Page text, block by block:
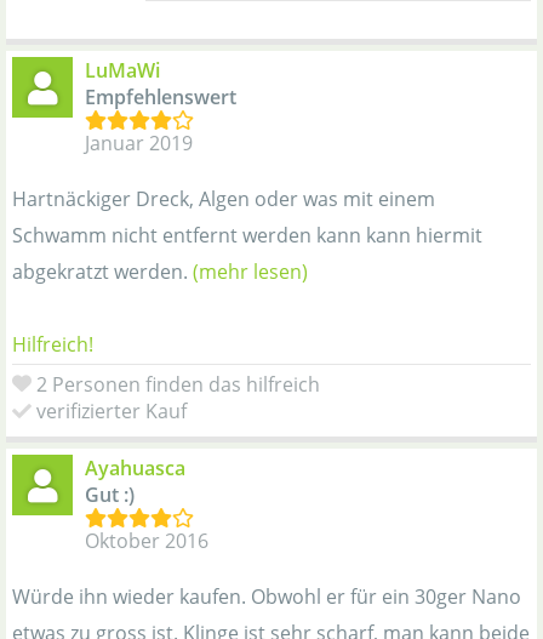
LuMaWi
Empfehlenswert
Januar 2019
Hartnäckiger Dreck, Algen oder was mit einem
Schwamm nicht entfernt werden kann kann hiermit
abgekratzt werden. (mehr lesen)
Hilfreich!
2 Personen finden das hilfreich
verifizierter Kauf
Ayahuasca
Gut :)
Oktober 2016
Würde ihn wieder kaufen. Obwohl er für ein 30ger Nano
etwas zu gross ist. Klinge ist sehr scharf, man kann beide